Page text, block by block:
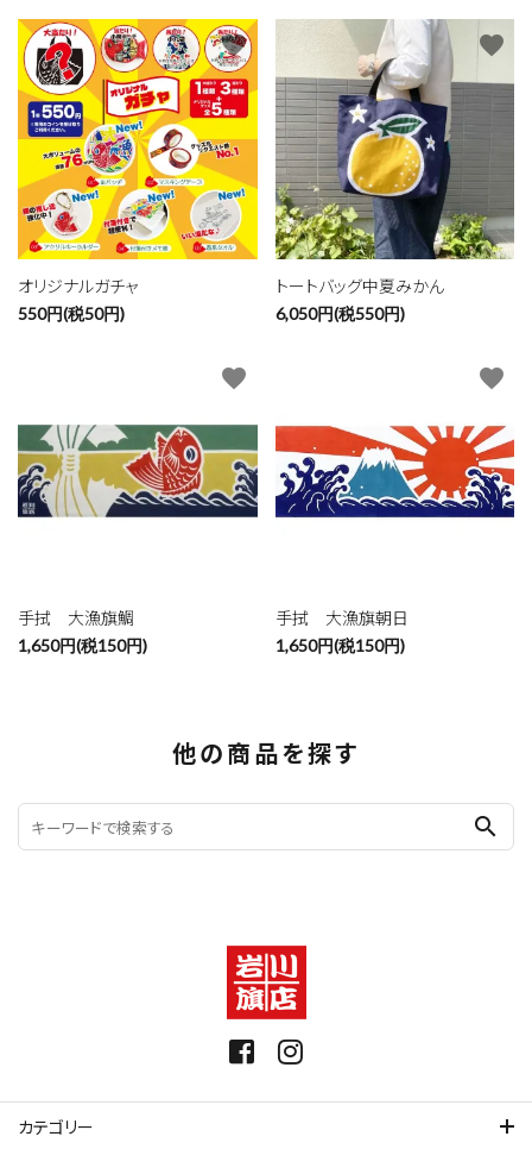
オリジナルガチャ
550円(税50円)
favorite
トートバッグ中夏みかん
6,050円(税550円)
favorite
手拭 大漁旗鯛
1,650円(税150円)
favorite
手拭 大漁旗朝日
1,650円(税150円)
favorite
他の商品を探す
search
カテゴリー